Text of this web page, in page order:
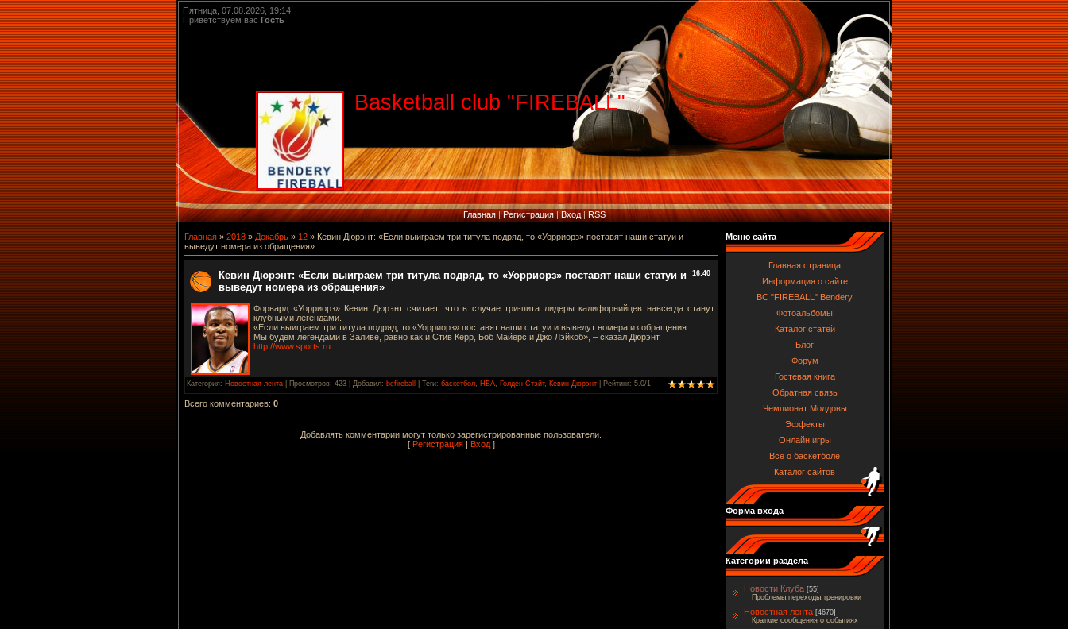
Пятница, 07.08.2026, 19:14
Приветствуем вас Гость
Basketball club "FIREBALL"
Главная|Регистрация|Вход|RSS
Главная » 2018 » Декабрь » 12 » Кевин Дюрэнт: «Если выиграем три титула подряд, то «Уорриорз» поставят наши статуи и
выведут номера из обращения»
16:40
Кевин Дюрэнт: «Если выиграем три титула подряд, то «Уорриорз» поставят наши статуи и
выведут номера из обращения»
Форвард «Уорриорз» Кевин Дюрэнт считает, что в случае три-пита лидеры калифорнийцев навсегда станут
клубными легендами.
«Если выиграем три титула подряд, то «Уорриорз» поставят наши статуи и выведут номера из обращения.
Мы будем легендами в Заливе, равно как и Стив Керр, Боб Майерс и Джо Лэйкоб», – сказал Дюрэнт.
http://www.sports.ru
Категория: Новостная лента Просмотров: 423 | Добавил: bcfireball Теги: баскетбол НБА Голден Стэйт, Кевин Дюрэнт Рейтинг: 5.0/1
Всего комментариев: 0
Добавлять комментарии могут только зарегистрированные пользователи.
[ Регистрация| Вход]
Меню сайта
Главная страница
Информация о сайте
BC "FIREBALL" Bendery
Фотоальбомы
Каталог статей
Блог
Форум
Гостевая книга
Обратная связь
Чемпионат Молдовы
Эффекты
Онлайн игры
Всё о баскетболе
Каталог сайтов
Форма входа
Категории раздела
Новости Клуба [55]
Проблемы,переходы,тренировки
Новостная лента [4670]
Краткие сообщения о событиях